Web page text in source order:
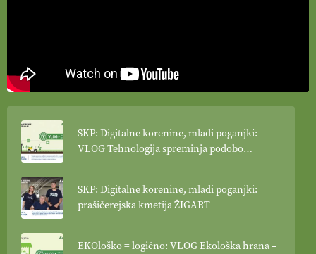
SKP: Digitalne korenine, mladi poganjki:
VLOG Tehnologija spreminja podobo
SKP: Digitalne korenine, mladi poganjki:
prašičerejska kmetija ŽIGART
EKOloško = logično: VLOG Ekološka hrana –